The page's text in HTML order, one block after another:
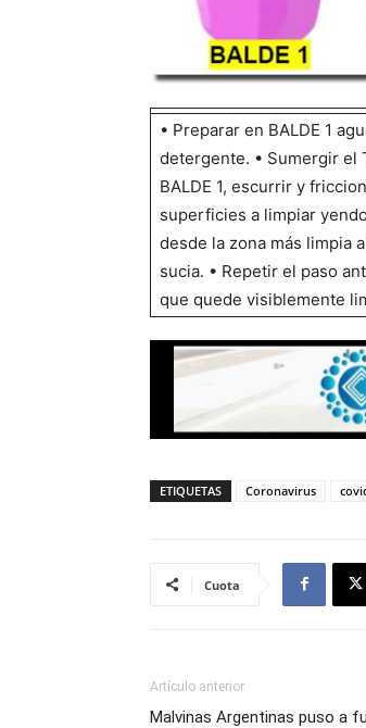
• Preparar en BALDE 1
detergente. • Sumergir el
BALDE 1, escurrir y
superficies a limpiar
desde la zona más limpia
sucia. • Repetir el paso
que quede visiblemente
ETIQUETAS Coronavirus
Cuota
Artículo anterior
Malvinas Argentinas puso a